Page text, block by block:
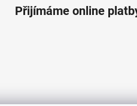
Přijímáme online